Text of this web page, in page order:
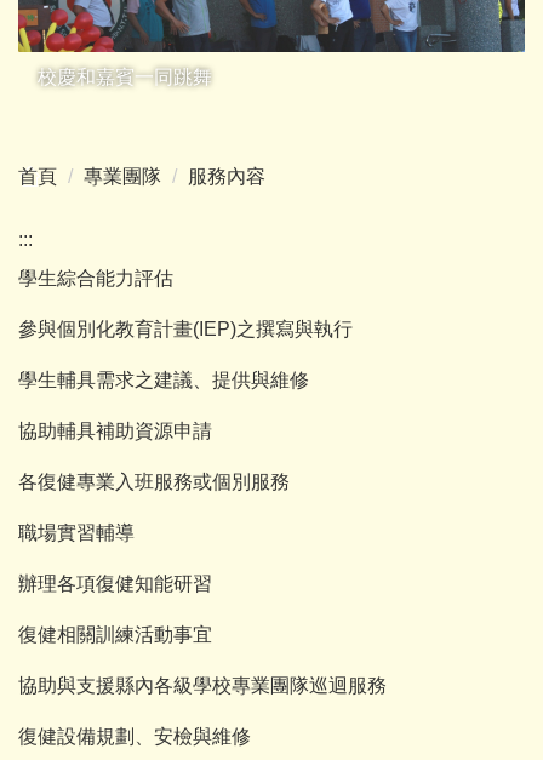
校慶和嘉賓一同跳舞
首頁 專業團隊 服務內容
:::
學生綜合能力評估
參與個別化教育計畫(IEP)之撰寫與執行
學生輔具需求之建議、提供與維修
協助輔具補助資源申請
各復健專業入班服務或個別服務
職場實習輔導
辦理各項復健知能研習
復健相關訓練活動事宜
協助與支援縣內各級學校專業團隊巡迴服務
復健設備規劃、安檢與維修